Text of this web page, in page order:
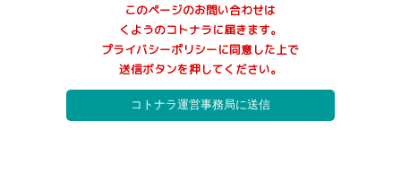
当サイトが個人情報を取得する際には、利用目的を明確化するよ
う努力し、お墓に関するご案内サービス(以下、本サービス)の提供
にあたり、以下に定める目的の範囲内で適法かつ公正な手段によ
って個人情報を取得し、適切に利用します。
利用者へ本サービスを行うために必要な範囲内で、本サービス
の業務委託先への提供のため
本サービスに関連するサポートのため
このページのお問い合わせは
くようのコトナラに届きます。
プライバシーポリシーに同意した上で
送信ボタンを押してください。